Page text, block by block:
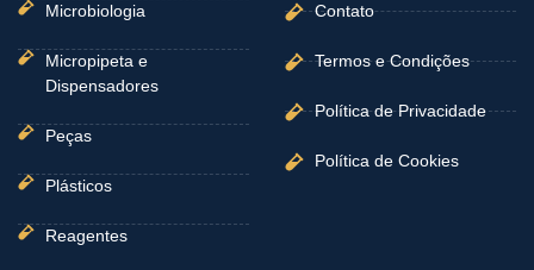
Microbiologia
Micropipeta e
Dispensadores
Peças
Plásticos
Reagentes
Contato
Termos e Condições
Política de Privacidade
Política de Cookies